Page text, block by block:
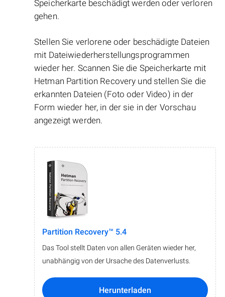
Speicherkarte beschädigt werden oder verloren
gehen.
Stellen Sie verlorene oder beschädigte Dateien
mit Dateiwiederherstellungsprogrammen
wieder her. Scannen Sie die Speicherkarte mit
Hetman Partition Recovery und stellen Sie die
erkannten Dateien (Foto oder Video) in der
Form wieder her, in der sie in der Vorschau
angezeigt werden.
Partition Recovery™ 5.4
Das Tool stellt Daten von allen Geräten wieder her,
unabhängig von der Ursache des Datenverlusts.
Herunterladen